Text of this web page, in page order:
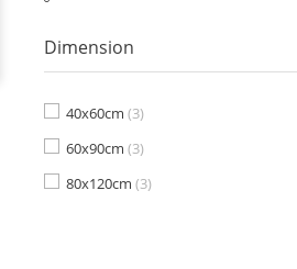
Dimension
40x60cm (3)
60x90cm (3)
80x120cm (3)